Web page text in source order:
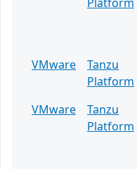
VMware
Tanzu
Platform
VMware
Tanzu
Platform